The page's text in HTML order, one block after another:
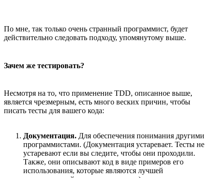
По мне, так только очень странный программист, будет
действительно следовать подходу, упомянутому выше.
Зачем же тестировать?
Несмотря на то, что применение TDD, описанное выше,
является чрезмерным, есть много веских причин, чтобы
писать тесты для вашего кода:
Документация. Для обеспечения понимания другими
программистами. (Документация устаревает. Тесты не
устаревают если вы следите, чтобы они проходили.
Также, они описывают код в виде примеров его
использования, которые являются лучшей